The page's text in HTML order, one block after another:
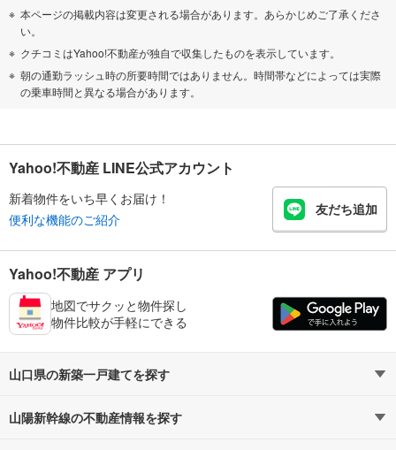
本ページの掲載内容は変更される場合があります。あらかじめご了承くださ
い。
クチコミはYahoo!不動産が独自で収集したものを表示しています。
朝の通勤ラッシュ時の所要時間ではありません。時間帯などによっては実際
の乗車時間と異なる場合があります。
Yahoo!不動産 LINE公式アカウント
新着物件をいち早くお届け！
便利な機能のご紹介
友だち追加
Yahoo!不動産 アプリ
地図でサクッと物件探し
物件比較が手軽にできる
山口県の新築一戸建てを探す
路線・駅から探す
山陽新幹線の不動産情報を探す